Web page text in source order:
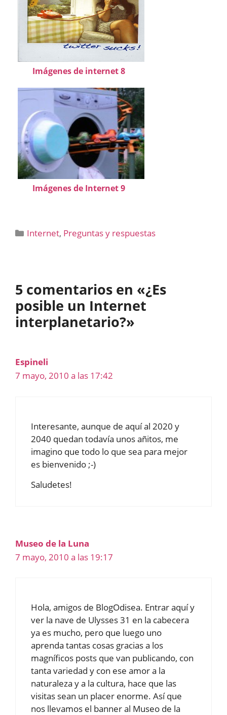
Imágenes de internet 8
Imágenes de Internet 9
Categorías
Internet, Preguntas y respuestas
5 comentarios en «¿Es
posible un Internet
interplanetario?»
Espineli
7 mayo, 2010 a las 17:42
Interesante, aunque de aquí al 2020 y
2040 quedan todavía unos añitos, me
imagino que todo lo que sea para mejor
es bienvenido ;-)
Saludetes!
Museo de la Luna
7 mayo, 2010 a las 19:17
Hola, amigos de BlogOdisea. Entrar aquí y
ver la nave de Ulysses 31 en la cabecera
ya es mucho, pero que luego uno
aprenda tantas cosas gracias a los
magníficos posts que van publicando, con
tanta variedad y con ese amor a la
naturaleza y a la cultura, hace que las
visitas sean un placer enorme. Así que
nos llevamos el banner al Museo de la